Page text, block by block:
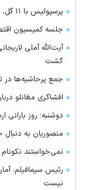
پرسپولیس با ۱۱ گل، آماده لیگ برتر شد
جلسه کمیسیون
آیت‌الله آملی
گشت
جمع پرحاشیه‌ها در
افشاگری مغانلو
دوشنبه؛ روز بارانی
منصوریان به
‌نمی‌خواستند نکونام
رئیس سیمافیلم:
نیست